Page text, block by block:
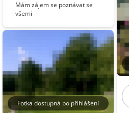
Mám zájem se poznávat se
všemi
Fotka dostupná po přihlášení